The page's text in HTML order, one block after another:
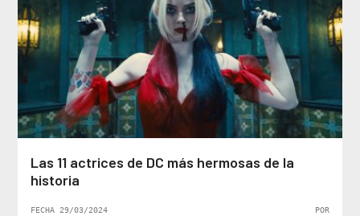
Las 11 actrices de DC más hermosas de la
historia
FECHA 29/03/2024 POR